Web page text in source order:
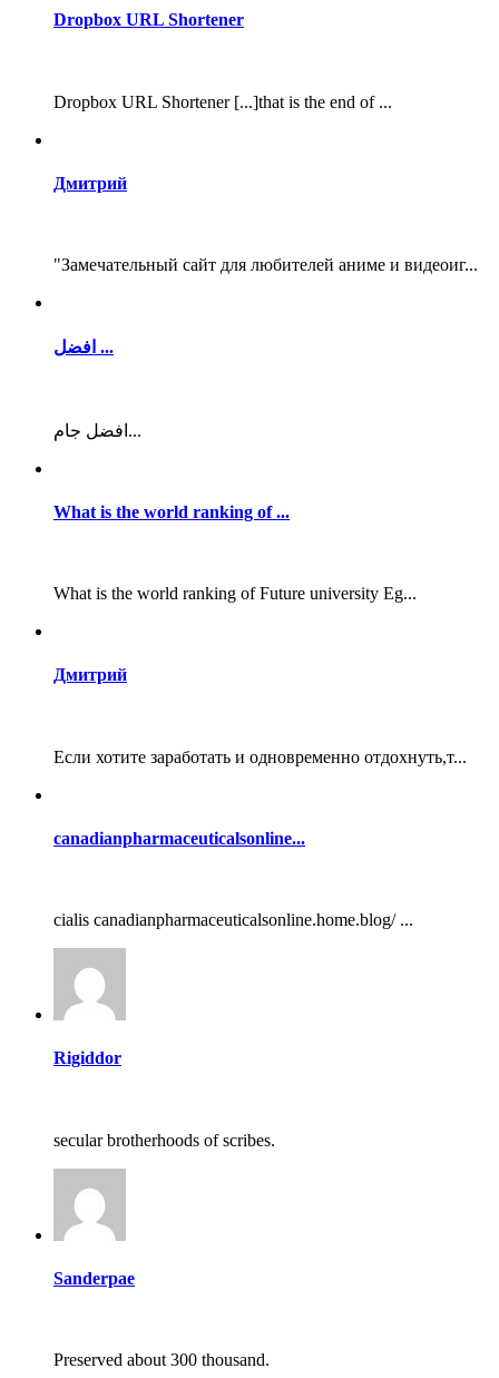
Dropbox URL Shortener
Dropbox URL Shortener [...]that is the end of ...
Дмитрий
"Замечательный сайт для любителей аниме и видеоиг...
افضل ...
افضل جام...
What is the world ranking of ...
What is the world ranking of Future university Eg...
Дмитрий
Если хотите заработать и одновременно отдохнуть,т...
canadianpharmaceuticalsonline...
cialis canadianpharmaceuticalsonline.home.blog/ ...
Rigiddor
secular brotherhoods of scribes.
Sanderpae
Preserved about 300 thousand.